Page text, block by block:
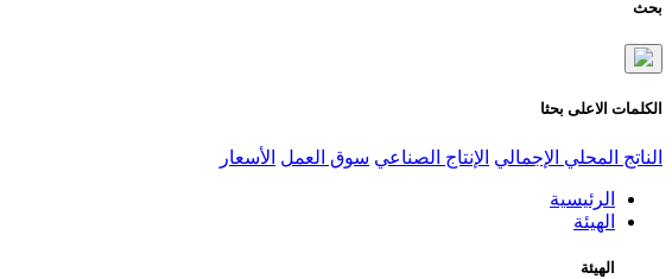
بحث
الكلمات الاعلى بحثا
الناتج المحلي الإجمالي الإنتاج الصناعي سوق العمل الأسعار
الرئيسية
الهيئة
الهيئة